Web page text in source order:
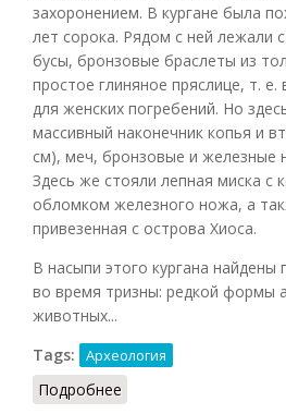
захоронением. В кургане была
лет сорока. Рядом с ней лежали
бусы, бронзовые браслеты из
простое глиняное пряслице, т.
для женских погребений. Но
массивный наконечник копья и
см), меч, бронзовые и железные
Здесь же стояли лепная миска с
обломком железного ножа, а
привезенная с острова Хиоса.
В насыпи этого кургана
во время тризны: редкой формы
животных...
Tags:
Археология
Подробнее